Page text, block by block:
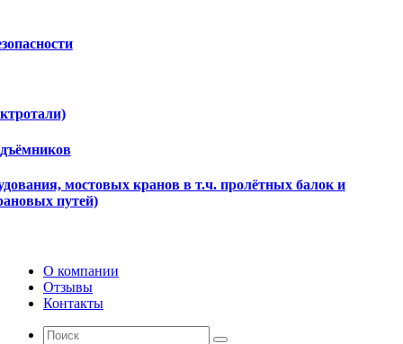
мостовых кранов в т.ч. пролётных балок и
путей)
О компании
Отзывы
Контакты